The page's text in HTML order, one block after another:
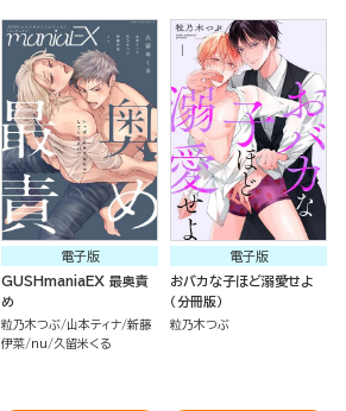
電子版
GUSHmaniaEX 最奥責
め
粒乃木つぶ 山本ティナ 新藤
伊菜 nu 久留米くる
電子版
おバカな子ほど溺愛せよ
（分冊版）
粒乃木つぶ